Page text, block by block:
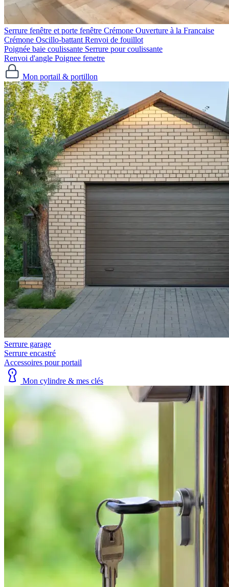
Serrure fenêtre et porte fenêtre Crémone Ouverture à la Francaise
Crémone Oscillo-battant Renvoi de fouillot
Poignée baie coulissante Serrure pour coulissante
Renvoi d'angle Poignee fenetre
Mon portail & portillon
Serrure garage
Serrure encastré
Accessoires pour portail
Mon cylindre & mes clés